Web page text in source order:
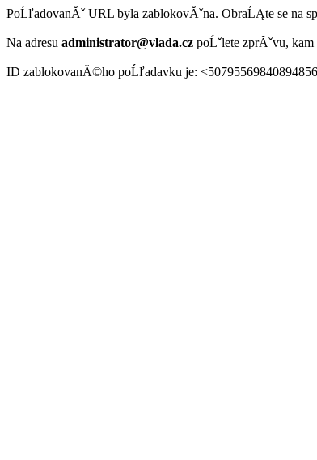
PoĹľadovanĂˇ URL byla zablokovĂˇna. ObraĹĄte se na
Na adresu administrator@vlada.cz poĹˇlete zprĂˇvu,
ID zablokovanĂ©ho poĹľadavku je: